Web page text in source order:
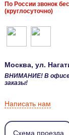
По России звонок
(круглосуточно)
Москва, ул.
ВНИМАНИЕ! В офисе
заказы!
Написать нам
Схема проезда